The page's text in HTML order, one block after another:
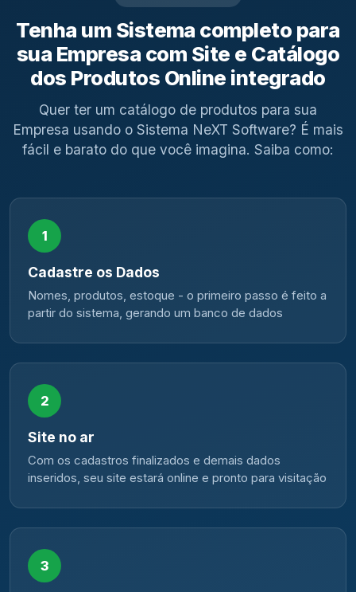
Tenha um Sistema completo para
sua Empresa com Site e Catálogo
dos Produtos Online integrado
Quer ter um catálogo de produtos para sua
Empresa usando o Sistema NeXT Software? É mais
fácil e barato do que você imagina. Saiba como:
1
Cadastre os Dados
Nomes, produtos, estoque - o primeiro passo é feito a
partir do sistema, gerando um banco de dados
2
Site no ar
Com os cadastros finalizados e demais dados
inseridos, seu site estará online e pronto para visitação
3